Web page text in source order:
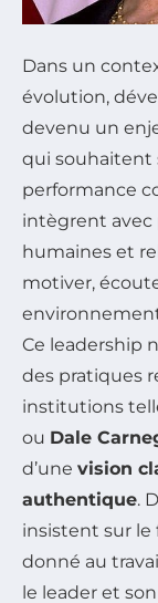
Dans un
évolution,
devenu un
qui souhaitent
performance
intègrent avec
humaines et
motiver,
Ce leadership
des pratiques
institutions
ou Dale
d’une vision
authentique.
insistent sur le
donné au
le leader et